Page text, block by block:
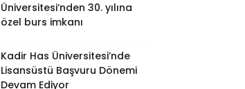
Üniversitesi’nden 30. yılına
özel burs imkanı
Kadir Has Üniversitesi’nde
Lisansüstü Başvuru Dönemi
Devam Ediyor